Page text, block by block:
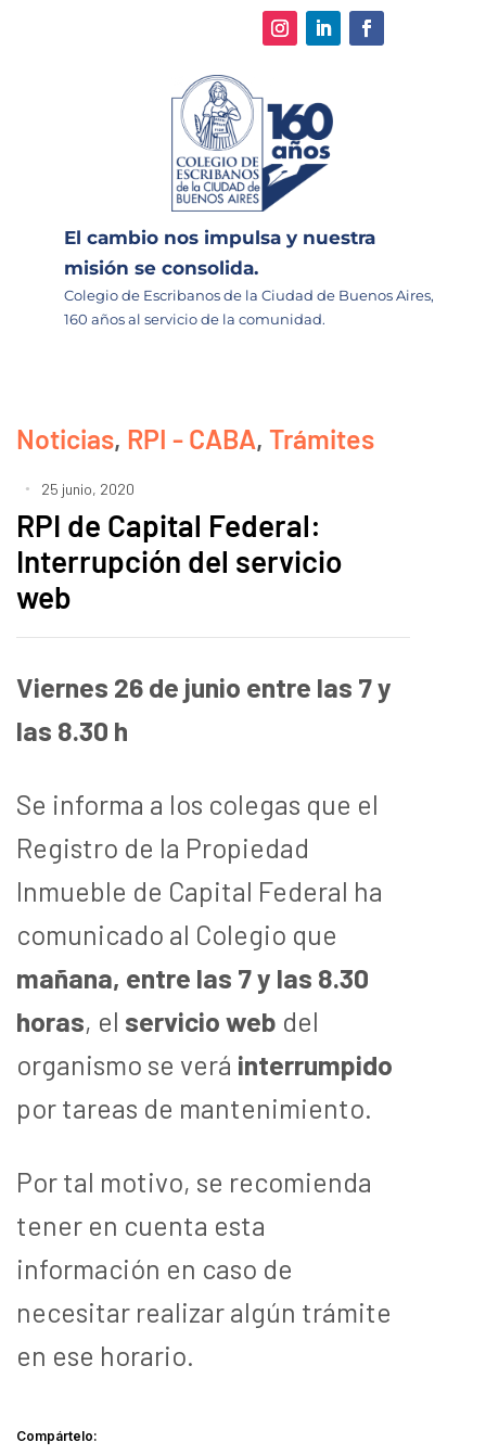
El cambio nos impulsa y nuestra
misión se consolida.
Colegio de Escribanos de la Ciudad de Buenos Aires,
160 años al servicio de la comunidad.
Noticias, RPI - CABA, Trámites
25 junio, 2020
RPI de Capital Federal:
Interrupción del servicio
web
Viernes 26 de junio entre las 7 y
las 8.30 h
Se informa a los colegas que el
Registro de la Propiedad
Inmueble de Capital Federal ha
comunicado al Colegio que
mañana, entre las 7 y las 8.30
horas, el servicio web del
organismo se verá interrumpido
por tareas de mantenimiento.
Por tal motivo, se recomienda
tener en cuenta esta
información en caso de
necesitar realizar algún trámite
en ese horario.
Compártelo: